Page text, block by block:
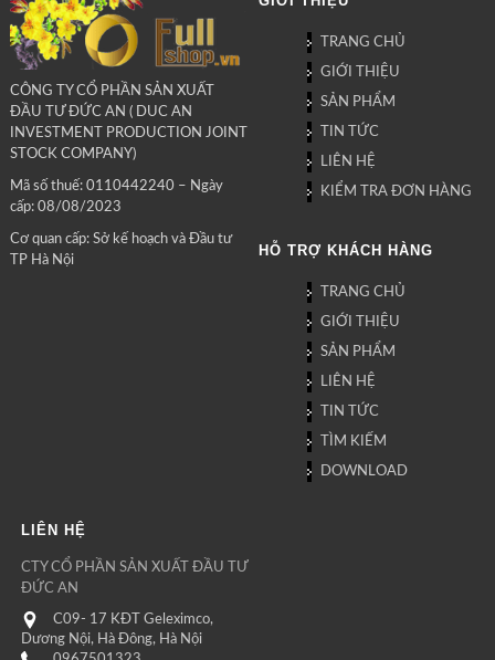
CÔNG TY CỔ PHẦN SẢN XUẤT
ĐẦU TƯ ĐỨC AN ( DUC AN
INVESTMENT PRODUCTION JOINT
STOCK COMPANY)
Mã số thuế: 0110442240 – Ngày
cấp: 08/08/2023
Cơ quan cấp: Sở kế hoạch và Đầu tư
TP Hà Nội
TRANG CHỦ
GIỚI THIỆU
SẢN PHẨM
TIN TỨC
LIÊN HỆ
KIỂM TRA ĐƠN HÀNG
HỖ TRỢ KHÁCH HÀNG
TRANG CHỦ
GIỚI THIỆU
SẢN PHẨM
LIÊN HỆ
TIN TỨC
TÌM KIẾM
DOWNLOAD
LIÊN HỆ
CTY CỔ PHẦN SẢN XUẤT ĐẦU TƯ
ĐỨC AN
C09- 17 KĐT Geleximco,
Dương Nội, Hà Đông, Hà Nội